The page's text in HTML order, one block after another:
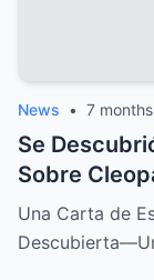
News • 7
Se
Sobre
Historia de
Una Carta de